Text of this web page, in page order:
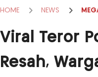
HOME NEWS
Viral Teror
Resah,